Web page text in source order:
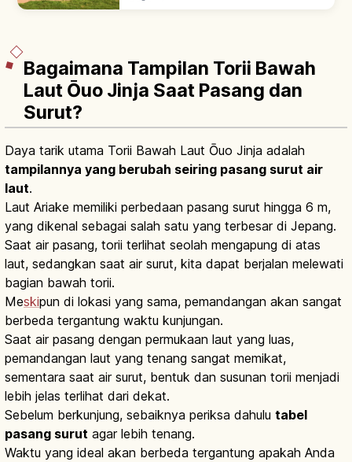
300 M). Situs Bersejarah Khusus Nasional;
Bagaimana Tampilan Torii Bawah
Laut Ōuo Jinja Saat Pasang dan
Surut?
Daya tarik utama Torii Bawah Laut Ōuo Jinja adalah
tampilannya yang berubah seiring pasang surut air
laut.
Laut Ariake memiliki perbedaan pasang surut hingga 6 m,
yang dikenal sebagai salah satu yang terbesar di Jepang.
Saat air pasang, torii terlihat seolah mengapung di atas
laut, sedangkan saat air surut, kita dapat berjalan melewati
bagian bawah torii.
Meskipun di lokasi yang sama, pemandangan akan sangat
berbeda tergantung waktu kunjungan.
Saat air pasang dengan permukaan laut yang luas,
pemandangan laut yang tenang sangat memikat,
sementara saat air surut, bentuk dan susunan torii menjadi
lebih jelas terlihat dari dekat.
Sebelum berkunjung, sebaiknya periksa dahulu tabel
pasang surut agar lebih tenang.
Waktu yang ideal akan berbeda tergantung apakah Anda